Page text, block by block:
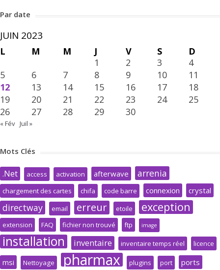
Par date
JUIN 2023
L M M J V S
D
1
2 3
4
5
6 7 8 9 10
11
12
13 14 15 16 17
18
19
20 21 22 23 24
25
26
27 28 29 30
« Fév Juil »
Mots Clés
.Net access activation afterwave arrenia
chargement des cartes chifa code barre connexion crystal
directway email erreur etoile exception
extension FAQ fichier non trouvé ftp image
installation inventaire inventaire temps réel licence
msi Nettoyage pharmax plugins port ports